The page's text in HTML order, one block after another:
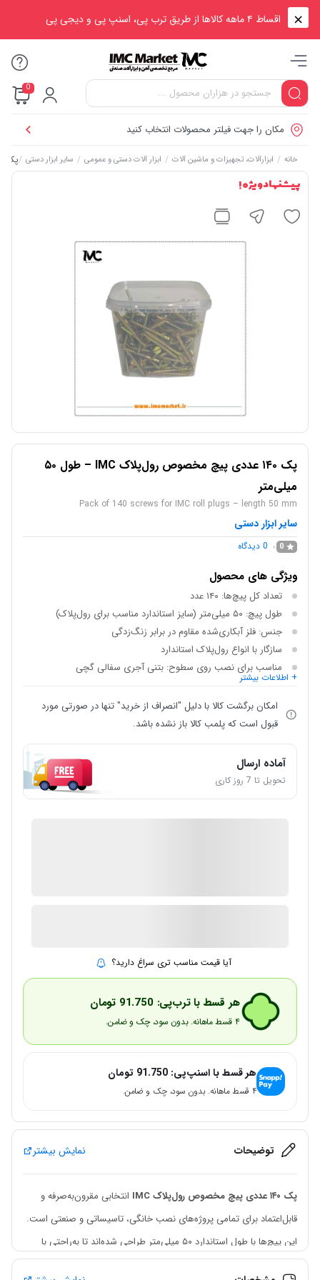
اقساط ۴ ماهه کالاها از طریق ترب پی، اسنپ پی و دیجی پی
0
مکان را جهت فیلتر محصولات انتخاب کنید
خانه / ابزارآلات، تجهیزات و ماشین آلات / ابزار آلات دستی و عمومی / سایر ابزار دستی /پک ۱۴۰ عددی پیچ مخصوص رول‌پلاک IMC – طول ۵۰ میلی‌متر
پیشنهاد ویژه !
پک ۱۴۰ عددی پیچ مخصوص رول‌پلاک IMC – طول ۵۰
میلی‌متر
Pack of 140 screws for IMC roll plugs – length 50 mm
سایر ابزار دستی
0
0 دیدگاه
ویژگی های محصول
تعداد کل پیچ‌ها: ۱۴۰ عدد
طول پیچ: ۵۰ میلی‌متر (سایز استاندارد مناسب برای رول‌پلاک)
جنس: فلز آبکاری‌شده مقاوم در برابر زنگ‌زدگی
سازگار با انواع رول‌پلاک استاندارد
مناسب برای نصب روی سطوح: بتنی آجری سفالی گچی
+ اطلاعات بیشتر
امکان برگشت کالا با دلیل "انصراف از خرید" تنها در صورتی مورد
قبول است که پلمب کالا باز نشده باشد.
آماده ارسال
تحویل تا 7 روز کاری
آیا قیمت مناسب تری سراغ دارید؟
هر قسط با ترب‌پی: 91.750 تومان
۴ قسط ماهانه. بدون سود، چک و ضامن.
هر قسط با اسنپ‌پی: 91.750 تومان
۴ قسط ماهانه. بدون سود، چک و ضامن.
توضیحات نمایش بیشتر
پک ۱۴۰ عددی پیچ مخصوص رول‌پلاک IMC
انتخابی مقرون‌به‌صرفه و
قابل‌اعتماد برای تمامی پروژه‌های نصب خانگی، تاسیساتی و صنعتی است.
این پیچ‌ها با طول استاندارد ۵۰ میلی‌متر طراحی شده‌اند تا به‌راحتی با